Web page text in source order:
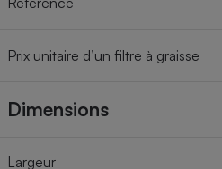
Prix unitaire d’un filtre à graisse
Dimensions
Largeur